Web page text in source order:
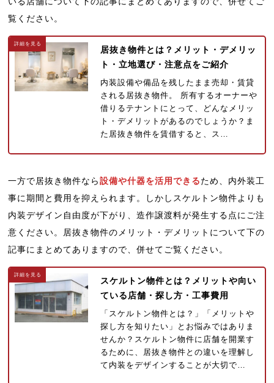
覧ください。
居抜き物件とは？メリット・デメリッ
ト・立地選び・注意点をご紹介
内装設備や備品を残したまま売却・賃貸
される居抜き物件。 所有するオーナーや
借りるテナントにとって、どんなメリッ
ト・デメリットがあるのでしょうか？ま
た居抜き物件を賃借すると、ス…
一方で居抜き物件なら設備や什器を活用できるため、内外装工
事に期間と費用を抑えられます。しかしスケルトン物件よりも
内装デザイン自由度が下がり、造作譲渡料が発生する点にご注
意ください。居抜き物件のメリット・デメリットについて下の
記事にまとめてありますので、併せてご覧ください。
スケルトン物件とは？メリットや向い
ている店舗・探し方・工事費用
「スケルトン物件とは？」「メリットや
探し方を知りたい」とお悩みではありま
せんか？スケルトン物件に店舗を開業す
るために、居抜き物件との違いを理解し
て内装をデザインすることが大切で…